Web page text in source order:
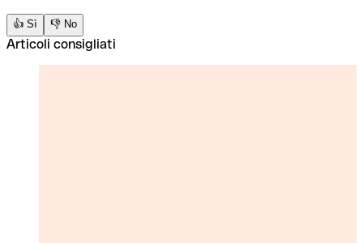
👍 Sì 👎 No
Articoli consigliati